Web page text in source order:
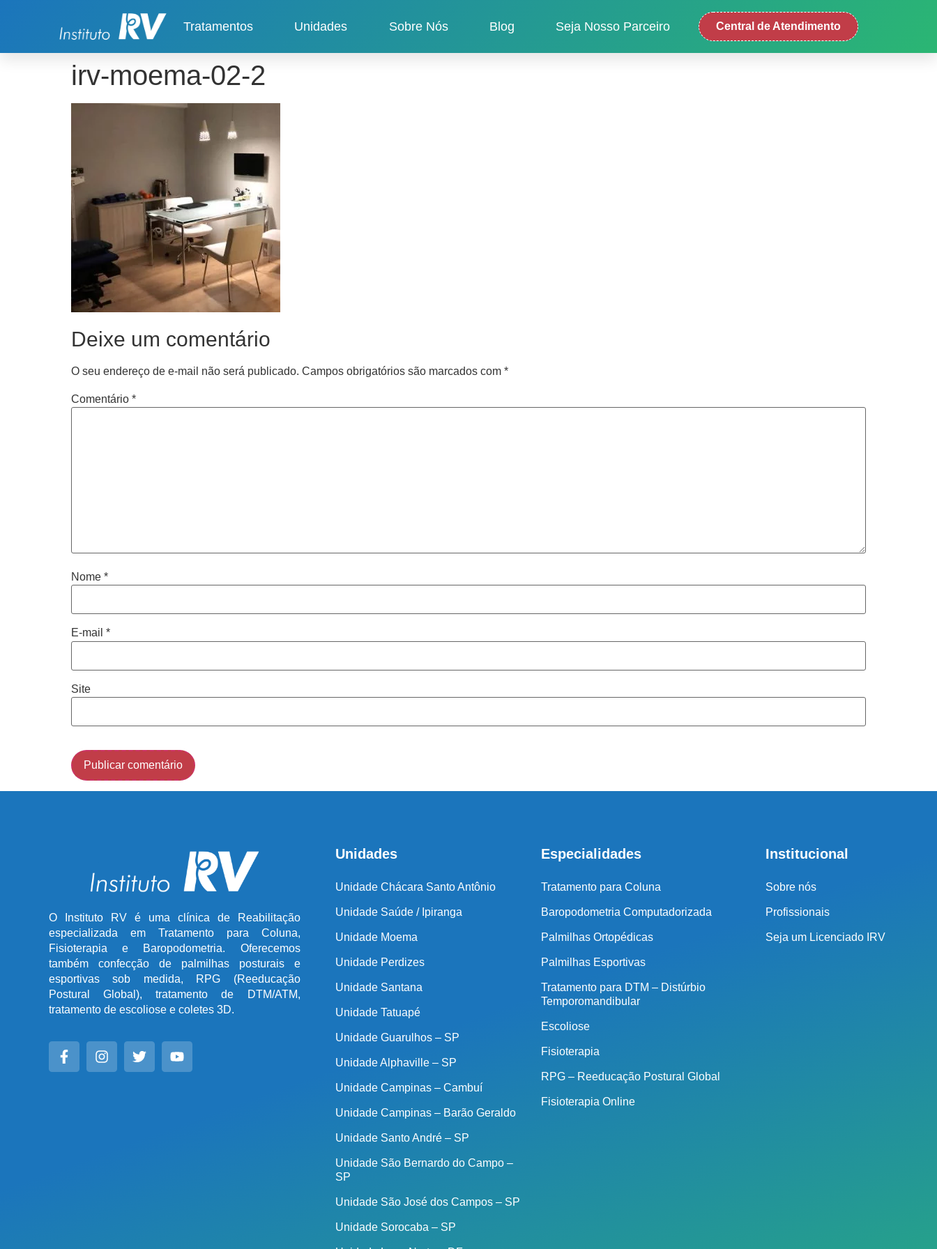
Tratamentos Unidades Sobre Nós Blog Seja Nosso Parceiro Central de Atendimento
irv-moema-02-2
Deixe um comentário
O seu endereço de e-mail não será publicado. Campos obrigatórios são marcados com *
Comentário *
Nome *
E-mail *
Site
O Instituto RV é uma clínica de Reabilitação
especializada em Tratamento para Coluna,
Fisioterapia e Baropodometria. Oferecemos
também confecção de palmilhas posturais e
esportivas sob medida, RPG (Reeducação
Postural Global), tratamento de DTM/ATM,
tratamento de escoliose e coletes 3D.
Unidades
Unidade Chácara Santo Antônio
Unidade Saúde / Ipiranga
Unidade Moema
Unidade Perdizes
Unidade Santana
Unidade Tatuapé
Unidade Guarulhos – SP
Unidade Alphaville – SP
Unidade Campinas – Cambuí
Unidade Campinas – Barão Geraldo
Unidade Santo André – SP
Unidade São Bernardo do Campo –
SP
Unidade São José dos Campos – SP
Unidade Sorocaba – SP
Especialidades
Tratamento para Coluna
Baropodometria Computadorizada
Palmilhas Ortopédicas
Palmilhas Esportivas
Tratamento para DTM – Distúrbio
Temporomandibular
Escoliose
Fisioterapia
RPG – Reeducação Postural Global
Fisioterapia Online
Institucional
Sobre nós
Profissionais
Seja um Licenciado IRV
Central de atendimento
Antes de iniciar o seu tratamento, iremos fazer uma avaliação clínica da sua
seguido.
0800 494 8888